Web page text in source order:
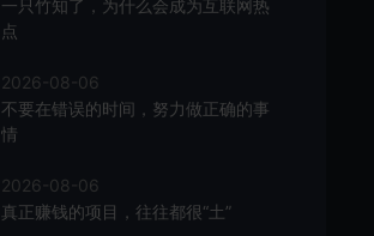
一只竹知了，为什么会成为互联网热
点
2026-08-06
不要在错误的时间，努力做正确的事
情
2026-08-06
真正赚钱的项目，往往都很“土”